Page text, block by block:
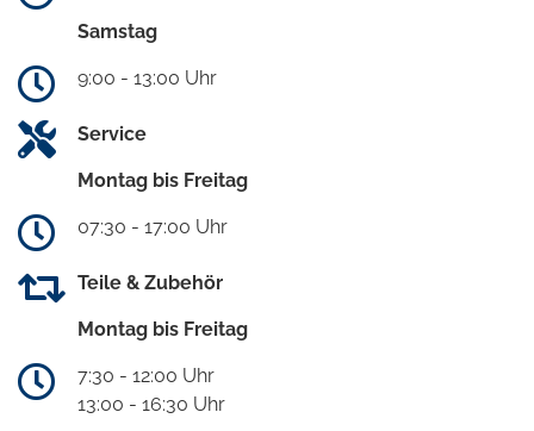
Samstag
9:00 - 13:00 Uhr
Service
Montag bis Freitag
07:30 - 17:00 Uhr
Teile & Zubehör
Montag bis Freitag
7:30 - 12:00 Uhr
13:00 - 16:30 Uhr